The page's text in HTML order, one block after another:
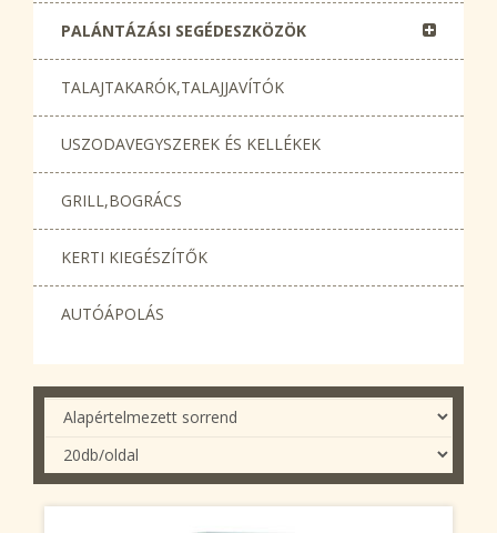
PALÁNTÁZÁSI SEGÉDESZKÖZÖK
TALAJTAKARÓK,TALAJJAVÍTÓK
USZODAVEGYSZEREK ÉS KELLÉKEK
GRILL,BOGRÁCS
KERTI KIEGÉSZÍTŐK
AUTÓÁPOLÁS